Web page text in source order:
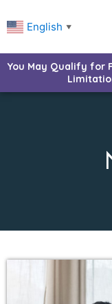
English ▼
You May Qualify for